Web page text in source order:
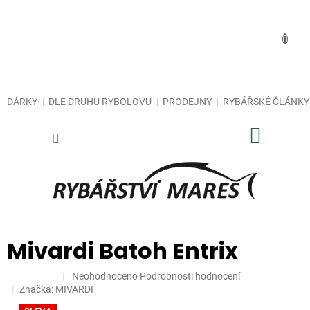
DÁRKY DLE DRUHU RYBOLOVU PRODEJNY RYBÁŘSKÉ ČLÁNKY
Mivardi Batoh Entrix
Průměrné
hodnocení
Neohodnoceno Podrobnosti hodnocení
Značka: MIVARDI